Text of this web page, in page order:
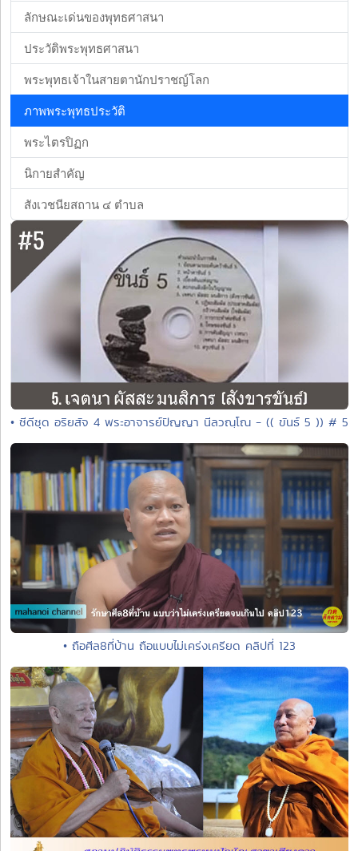
ลักษณะเด่นของพุทธศาสนา
ประวัติพระพุทธศาสนา
พระพุทธเจ้าในสายตานักปราชญ์โลก
ภาพพระพุทธประวัติ
พระไตรปิฏก
นิกายสำคัญ
สังเวชนียสถาน ๔ ตำบล
• ซีดีชุด อริยสัจ 4 พระอาจารย์ปัญญา นีลวณฺโณ - (( ขันธ์ 5 )) # 5
• ถือศีล8ที่บ้าน ถือแบบไม่เคร่งเครียด คลิปที่ 123